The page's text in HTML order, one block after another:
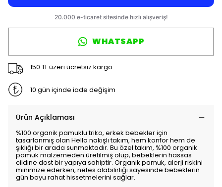
WHATSAPP
150 TL üzeri ücretsiz kargo
10 gün içinde iade değişim
Ürün Açıklaması
%100 organik pamuklu triko, erkek bebekler için
tasarlanmış olan Hello nakışlı takım, hem konfor hem de
şıklığı bir arada sunmaktadır. Bu özel takım, %100 organik
pamuk malzemeden üretilmiş olup, bebeklerin hassas
cildine dost bir yapıya sahiptir. Organik pamuk, alerji riskini
minimize ederken, nefes alabilirliği sayesinde bebeklerin
gün boyu rahat hissetmelerini sağlar.